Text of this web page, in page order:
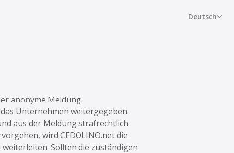
Deutsch
anonyme Meldung.
Unternehmen weitergegeben.
aus der Meldung strafrechtlich
wird CEDOLINO.net die
Sollten die zuständigen